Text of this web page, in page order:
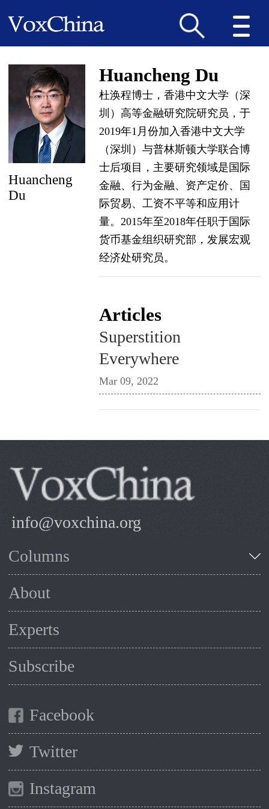
Huancheng
Du
Huancheng Du
杜涣程博士，香港中文大学（深
圳）高等金融研究院研究员，于
2019年1月份加入香港中文大学
（深圳）与普林斯顿大学联合博
士后项目，主要研究领域是国际
金融、行为金融、资产定价、国
际贸易、工资不平等和应用计
量。2015年至2018年任职于国际
货币基金组织研究部，发展宏观
经济处研究员。
Articles
Superstition
Everywhere
Mar 09, 2022
info@voxchina.org
Columns
About
Experts
Subscribe
Facebook
Twitter
Instagram